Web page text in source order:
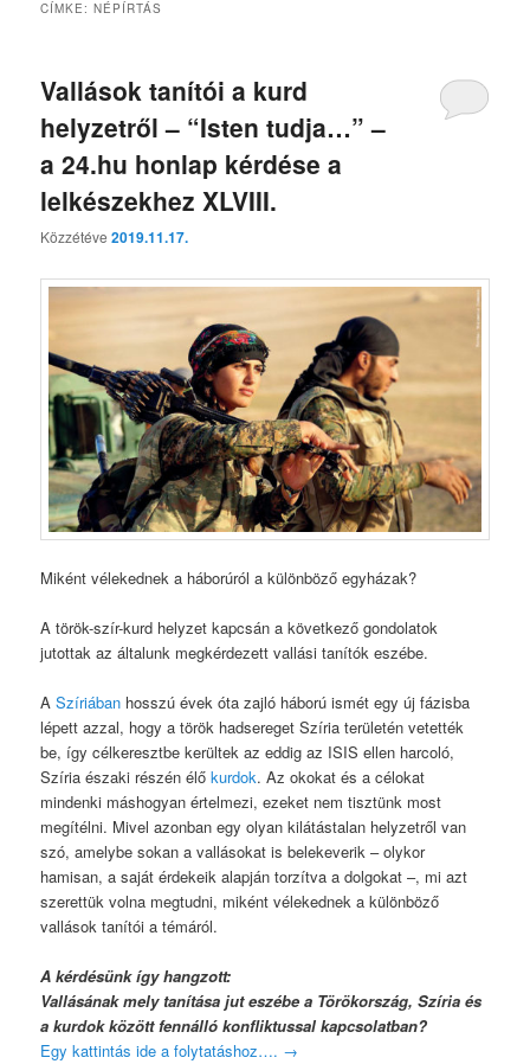
CÍMKE:NÉPÍRTÁS
Vallások tanítói a kurd
helyzetről – “Isten tudja…” –
a 24.hu honlap kérdése a
lelkészekhez XLVIII.
Közzétéve2019.11.17.
Miként vélekednek a háborúról a különböző egyházak?
A török-szír-kurd helyzet kapcsán a következő gondolatok
jutottak az általunk megkérdezett vallási tanítók eszébe.
ASzíriában hosszú évek óta zajló háború ismét egy új fázisba
lépett azzal, hogy a török hadsereget Szíria területén vetették
be, így célkeresztbe kerültek az eddig az ISIS ellen harcoló,
Szíria északi részén élőkurdok. Az okokat és a célokat
mindenki máshogyan értelmezi, ezeket nem tisztünk most
megítélni. Mivel azonban egy olyan kilátástalan helyzetről van
szó, amelybe sokan a vallásokat is belekeverik – olykor
hamisan, a saját érdekeik alapján torzítva a dolgokat –, mi azt
szerettük volna megtudni, miként vélekednek a különböző
vallások tanítói a témáról.
A kérdésünk így hangzott:
Vallásának mely tanítása jut eszébe a Törökország, Szíria és
a kurdok között fennálló konfliktussal kapcsolatban?
Egy kattintás ide a folytatáshoz…. →